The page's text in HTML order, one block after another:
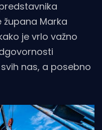
župana Marka
je vrlo važno
nas, a posebno